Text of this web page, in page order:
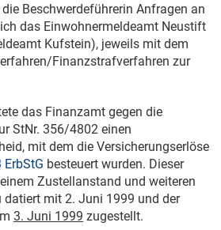
Beschwerdeführerin Anfragen an
das Einwohnermeldeamt Neustift
Kufstein), jeweils mit dem
Finanzstrafverfahren zur
das Finanzamt gegen die
StNr. 356/4802 einen
mit dem die Versicherungserlöse
besteuert wurden. Dieser
Zustellanstand und weiteren
datiert mit 2. Juni 1999 und der
3. Juni 1999 zugestellt.